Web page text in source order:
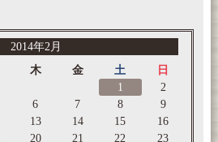
2014年2月
木 金 土
日
1
2
6 7 8
9
13 14 15
16
20 21 22
23